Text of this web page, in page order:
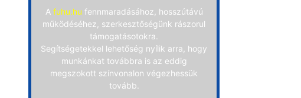
A fuhu.hu fennmaradásához, hosszútávú
működéséhez, szerkesztőségünk rászorul
támogatásotokra.
Segítségetekkel lehetőség nyílik arra, hogy
munkánkat továbbra is az eddig
megszokott színvonalon végezhessük
tovább.